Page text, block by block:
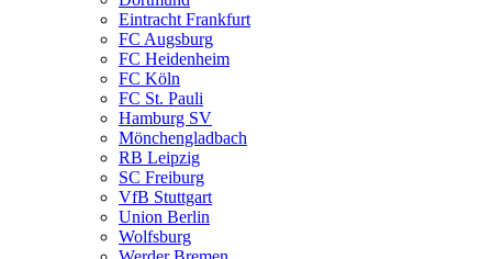
Eintracht Frankfurt
FC Augsburg
FC Heidenheim
FC Köln
FC St. Pauli
Hamburg SV
Mönchengladbach
RB Leipzig
SC Freiburg
VfB Stuttgart
Union Berlin
Wolfsburg